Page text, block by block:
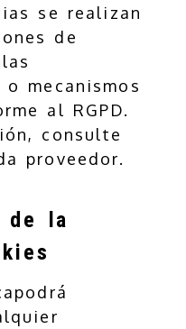
se realizan
de
mecanismos
al RGPD.
consulte
proveedor.
de la